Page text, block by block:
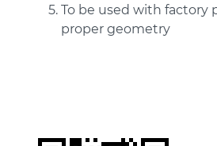
To be used with factory
proper geometry